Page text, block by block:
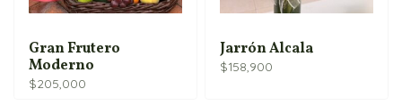
Gran Frutero
Moderno
$205,000
Jarrón Alcala
$158,900